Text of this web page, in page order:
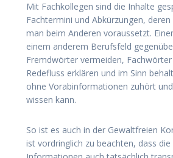
Mit Fachkollegen sind die Inhalte
Fachtermini und Abkürzungen,
man beim Anderen voraussetzt.
einem anderem Berufsfeld
Fremdwörter vermeiden,
Redefluss erklären und im Sinn
ohne Vorabinformationen zuhört
wissen kann.
So ist es auch in der Gewaltfreien
ist vordringlich zu beachten, dass